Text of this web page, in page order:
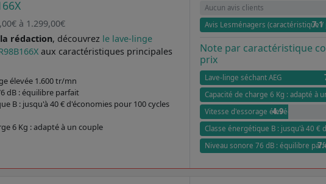
à 1.299,00€
rédaction, découvrez le lave-linge
aux caractéristiques principales
élevée 1.600 tr/mn
dB : équilibre parfait
B : jusqu'à 40 € d'économies pour 100 cycles
6 Kg : adapté à un couple
Aucun avis clients
Avis Lesménagers (caractéristique /
7.1
Note par caractéristique
prix
Lave-linge séchant AEG
Capacité de charge 6 Kg : adapté à
Vitesse d'essorage élevée 1.600 tr/
4.9
Classe énergétique B : jusqu'à 40 €
Niveau sonore 76 dB : équilibre